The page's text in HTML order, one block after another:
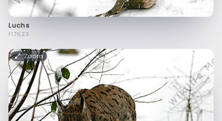
Luchs
f17623
Zoom